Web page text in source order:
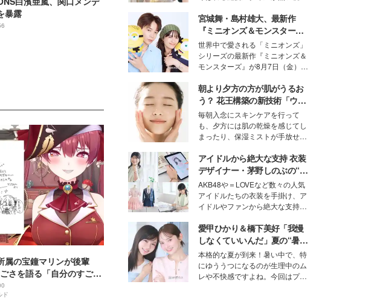
暴露
属の宝鐘マリンが後輩
さを語る「自分のすごさ
」
ド
ションの完成度を高めるベースと
して、“髪そのものの美しさ”に改
めて注目する人が増えている様
子。今回は、そんな憧れの艶やか
な髪を日常で叶える、美容好きの
女性たちのヘアケア事情を紹介し
ます。
宮城舞・島村雄大、最新作
『ミニオンズ＆モンスター
ズ』の魅力熱弁 ハチャメチャ
だけじゃない“友情と絆”に感
動
世界中で愛される「ミニオンズ」
シリーズの最新作『ミニオンズ＆
モンスターズ』が8月7日（金）に
ニオン好き”という共通点を持つモ
デルの宮城舞と島村雄大の特別対
談をお届け！それぞれの視点か
ら、今作ならではの魅力や予想外
の感動をもたらす奥深いストーリ
ーについて熱く語り合ってもらっ
た。
朝より夕方の方が肌がうるお
う？ 花王構築の新技術「ウォ
ーターキャプチャリングスキ
ン（捕水肌）」がスキンケア
の常識を変える予感
毎朝入念にスキンケアを行って
も、夕方には肌の乾燥を感じてし
まったり、保湿ミストが手放せな
な美容の常識を大きく変える可能
性を秘めた、革新的な「Water
Capturing Skin（ウォーターキャ
プチャリングスキン：捕水肌）」
技術を、花王が構築した。
アイドルから絶大な支持 衣装
デザイナー・茅野しのぶの“可
愛い”を作る美学＜「シチズン
クロスシー」インタビュー＞
AKB48や＝LOVEなど数々の人気
アイドルたちの衣装を手掛け、ア
イドルやファンから絶大な支持を
取締役兼クリエイティブディレク
ター・茅野しのぶ。一人ひとりの
個性に寄り添い、魅力を引き出す
衣装作りは、多くの女性たちに勇
気と自信を与え続けている。
愛甲ひかり＆橋下美好「我慢
しなくていいんだ」夏の“暑さ
対策”の新しい選択肢とは？
本格的な夏が到来！暑い中で、特
にゆううつになるのが生理中のム
レや不快感ですよね。今回はプラ